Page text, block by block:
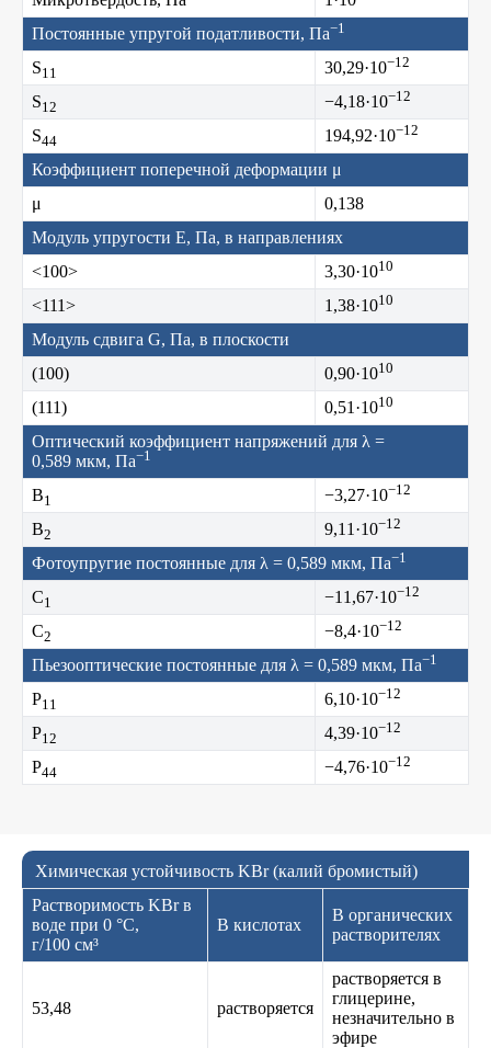
Постоянные упругой податливости, Па−1
S11 30,29·10−12
S12 −4,18·10−12
S44 194,92·10−12
Коэффициент поперечной деформации μ
μ
0,138
Модуль упругости E, Па, в направлениях
<100>
3,30·1010
<111> 1,38·1010
Модуль сдвига G, Па, в плоскости
(100)
0,90·1010
(111) 0,51·1010
Оптический коэффициент напряжений для λ =
0,589 мкм, Па−1
B1 −3,27·10−12
B2 9,11·10−12
Фотоупругие постоянные для λ = 0,589 мкм, Па−1
C1 −11,67·10−12
C2 −8,4·10−12
Пьезооптические постоянные для λ = 0,589 мкм, Па−1
P11 6,10·10−12
P12 4,39·10−12
P44 −4,76·10−12
Химическая устойчивость KBr (калий бромистый)
Растворимость KBr в
воде при 0 °C,
г/100 см³
В кислотах
В органических
растворителях
53,48 растворяется
растворяется в
глицерине,
незначительно в
эфире